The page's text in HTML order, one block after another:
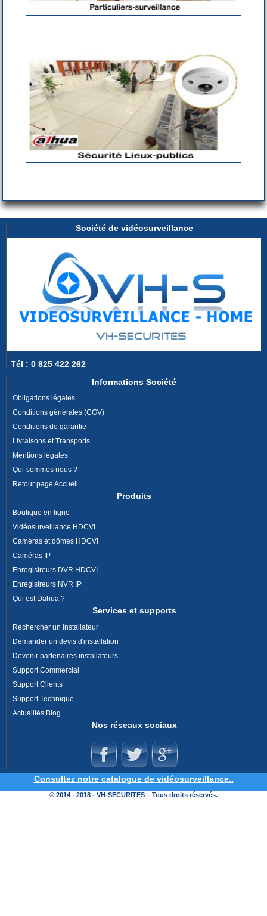
Société de vidéosurveillance
Tél : 0 825 422 262
Informations Société
Obligations légales
Conditions générales (CGV)
Conditions de garantie
Livraisons et Transports
Mentions légales
Qui-sommes nous ?
Retour page Accueil
Produits
Boutique en ligne
Vidéosurveillance HDCVI
Caméras et dômes HDCVI
Caméras IP
Enregistreurs DVR HDCVI
Enregistreurs NVR IP
Qui est Dahua ?
Services et supports
Rechercher un installateur
Demander un devis d'installation
Devenir partenaires installateurs
Support Commercial
Support Clients
Support Technique
Actualités Blog
Nos réseaux sociaux
Consultez notre catalogue de vidéosurveillance..
© 2014 - 2018 - VH-SECURITES – Tous droits réservés.